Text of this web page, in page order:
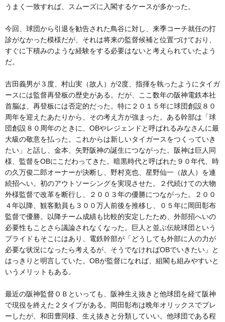
うまく一致すれば、スムーズに入閣するケースが多かった。
今回、球団から引退を勧告された鳥谷に対し、来季コーチ就任の打
診がなかった模様だが、それは将来の監督候補と位置づけており、
すぐに下積みのような経験をする必要はないと考えられていたよう
だ。
吉田義男が３度、村山実（故人）が2度、指揮を執ったようにタイガ
ースには監督再登板の歴史がある。だが、ここ数年の阪神電鉄本社
首脳は、再登板には否定的だった。特に２０１５年に球団創設８０
周年を迎えたあたりから、その考え方が強まった。ある幹部は「球
団創設８０周年のときに、OBやレジェンドと呼ばれるみなさんに最
大級の敬意を払った。これからは新しいタイガースをつくっていき
たい」と話し、金本、矢野阪神の誕生につながった。阪神は巨人同
様、監督をOBにこだわってきた。暗黒時代と呼ばれた９０年代、時
の久万俊二郎オーナーが決断し、野村克也、星野仙一（故人）を連
続招へい。初のアウトソーシングを実現させた。２代続けての大物
外様監督で改革を断行し、２００３年の優勝につながった。２００
４年以降、観客動員も３００万人前後を推移し、０５年に岡田彰布
監督で優勝。以降チーム成績も比較的安定したため、外部招へいの
必要性もことさら議論されなくなった。巨人と並ぶ伝統球団という
プライドもそこにはあり、電鉄幹部が「どうしても外部に人の力が
必要な状況になったら考えるが、そうでなければOBでいきたい」と
はっきりと明言していた。OBが監督になれば、組閣も組みやすいと
いうメリットもある。
最近の阪神監督ＯＢといっても、阪神生え抜きと他球団を経て阪神
で現役を終えた２タイプがある。岡田彰布は晩年オリックスでプレ
ーしたが、和田豊同様、生え抜きと分類していい。他球団である程